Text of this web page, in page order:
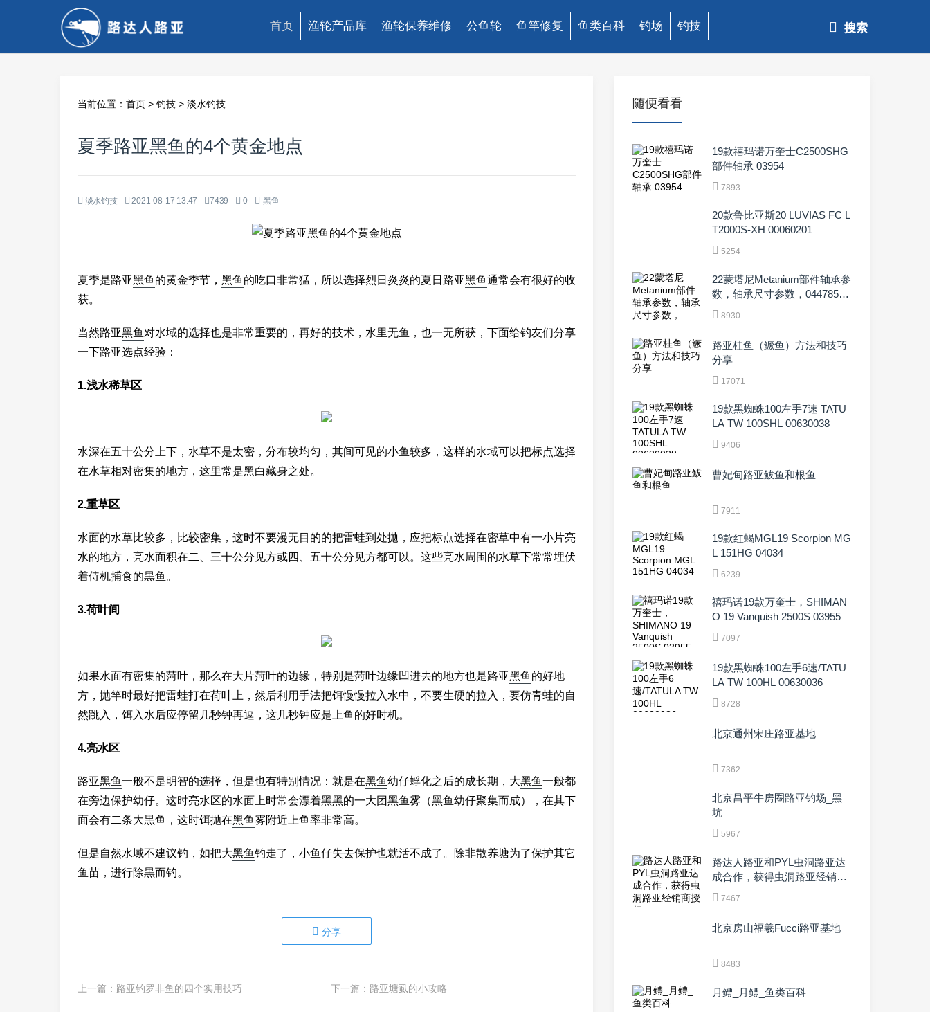
首页 渔轮产品库 渔轮保养维修 公鱼轮 鱼竿修复 鱼类百科 钓场 钓技 搜索
当前位置： 首页 > 钓技 > 淡水钓技
夏季路亚黑鱼的4个黄金地点
淡水钓技 2021-08-17 13:47 7439 0 黑鱼
夏季是路亚黑鱼 的黄金季节， 黑鱼 的吃口非常猛，所以选择烈日炎炎的夏日路亚黑鱼通常会有很好的收
获。
当然路亚黑鱼 对水域的选择也是非常重要的，再好的技术，水里无鱼，也一无所获，下面给钓友们分享
一下路亚选点经验：
1.浅水稀草区
水深在五十公分上下，水草不是太密，分布较均匀，其间可见的小鱼较多，这样的水域可以把标点选择
在水草相对密集的地方，这里常是黑白藏身之处。
2.重草区
水面的水草比较多，比较密集，这时不要漫无目的的把雷蛙到处拋，应把标点选择在密草中有一小片亮
水的地方，亮水面积在二、三十公分见方或四、五十公分见方都可以。这些亮水周围的水草下常常埋伏
着侍机捕食的黒鱼。
3.荷叶间
如果水面有密集的菏叶，那么在大片菏叶的边缘，特别是菏叶边缘凹进去的地方也是路亚黑鱼 的好地
方，抛竿时最好把雷蛙打在荷叶上，然后利用手法把饵慢慢拉入水中，不要生硬的拉入，要仿青蛙的自
然跳入，饵入水后应停留几秒钟再逗，这几秒钟应是上鱼的好时机。
4.亮水区
路亚黑鱼一般不是明智的选择，但是也有特别情况：就是在黑鱼幼仔蜉化之后的成长期，大黑鱼一般都
在旁边保护幼仔。这时亮水区的水面上时常会漂着黑黑的一大团黑鱼雾（黑鱼幼仔聚集而成），在其下
面会有二条大黒鱼，这时饵抛在黑鱼雾附近上鱼率非常高。
但是自然水域不建议钓，如把大黑鱼钓走了，小鱼仔失去保护也就活不成了。除非散养塘为了保护其它
鱼苗，进行除黒而钓。
分享
上一篇： 路亚钓罗非鱼的四个实用技巧 下一篇： 路亚塘虱的小攻略
随便看看
19款禧玛诺万奎士C2500SHG
部件轴承 03954
7893
20款鲁比亚斯20 LUVIAS FC L
T2000S-XH 00060201
5254
22蒙塔尼Metanium部件轴承参
数，轴承尺寸参数，044785，
044808，044822
8930
路亚桂鱼（鳜鱼）方法和技巧
分享
17071
19款黑蜘蛛100左手7速 TATU
LA TW 100SHL 00630038
9406
曹妃甸路亚鲅鱼和根鱼
7911
19款红蝎MGL19 Scorpion MG
L 151HG 04034
6239
禧玛诺19款万奎士，SHIMAN
O 19 Vanquish 2500S 03955
7097
19款黑蜘蛛100左手6速/TATU
LA TW 100HL 00630036
8728
北京通州宋庄路亚基地
7362
北京昌平牛房圈路亚钓场_黑
坑
5967
路达人路亚和PYL虫洞路亚达
成合作，获得虫洞路亚经销商
授权
7467
北京房山福羲Fucci路亚基地
8483
月鳢_月鳢_鱼类百科